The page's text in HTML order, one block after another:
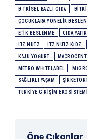
BITKISEL BAZLI GIDA
ÇOCUKLARA YÖNELIK
ETIK BESLENME GIDA
ITZ NUTZ ITZ NUTZ KIDZ
KAJU YOĞURT
METRO WHITELABEL
SAĞLIKLI YAŞAM
TÜRKIYE GIRIŞIM EKOSISTEMI
Öne Çıkanlar